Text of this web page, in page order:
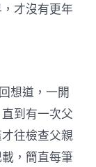
才沒有更年
想道，一開
到有一次父
往檢查父親
，簡直每筆